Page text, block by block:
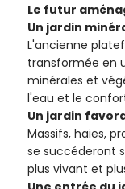
Le futur
Un jardin
L'ancienne
transformée en
minérales et
l'eau et le
Un jardin
Massifs, haies,
se succéderont
plus vivant et